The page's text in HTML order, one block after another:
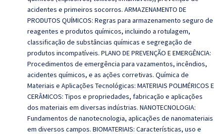
acidentes e primeiros socorros. ARMAZENAMENTO DE
PRODUTOS QUÍMICOS: Regras para armazenamento seguro de
reagentes e produtos químicos, incluindo a rotulagem,
classificação de substâncias químicas e segregação de
produtos incompatíveis. PLANO DE PREVENÇÃO E EMERGÊNCIA:
Procedimentos de emergência para vazamentos, incêndios,
acidentes químicos, e as ações corretivas. Química de
Materiais e Aplicações Tecnológicas: MATERIAIS POLIMÉRICOS E
CERÂMICOS: Tipos e propriedades, fabricação e aplicações
dos materiais em diversas indústrias. NANOTECNOLOGIA:
Fundamentos de nanotecnologia, aplicações de nanomateriais
em diversos campos. BIOMATERIAIS: Características, uso e